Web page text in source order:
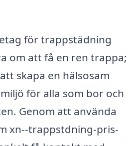
för trappstädning
om att få en ren trappa;
skapa en hälsosam
för alla som bor och
Genom att använda
xn--trappstdning-pris-